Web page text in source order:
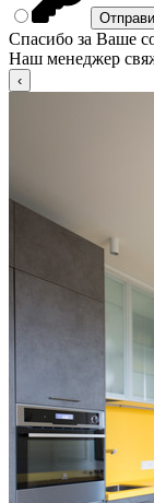
Спасибо за Ваше
Наш менеджер